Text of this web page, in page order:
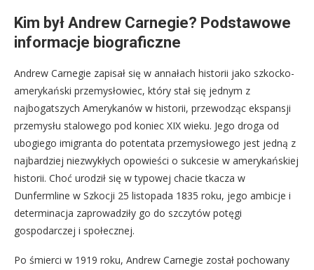
Kim był Andrew Carnegie? Podstawowe
informacje biograficzne
Andrew Carnegie zapisał się w annałach historii jako szkocko-
amerykański przemysłowiec, który stał się jednym z
najbogatszych Amerykanów w historii, przewodząc ekspansji
przemysłu stalowego pod koniec XIX wieku. Jego droga od
ubogiego imigranta do potentata przemysłowego jest jedną z
najbardziej niezwykłych opowieści o sukcesie w amerykańskiej
historii. Choć urodził się w typowej chacie tkacza w
Dunfermline w Szkocji 25 listopada 1835 roku, jego ambicje i
determinacja zaprowadziły go do szczytów potęgi
gospodarczej i społecznej.
Po śmierci w 1919 roku, Andrew Carnegie został pochowany